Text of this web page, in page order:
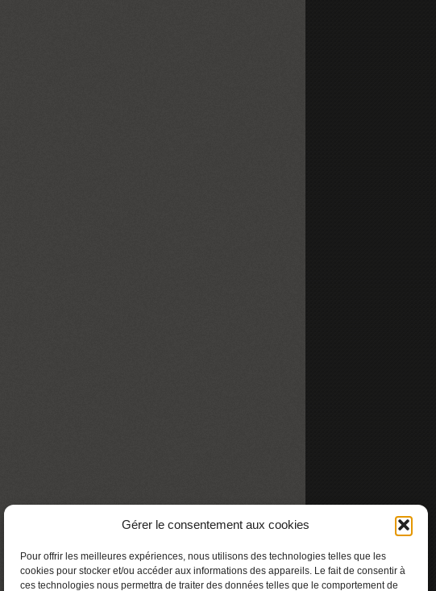
Gérer le consentement aux cookies
Pour offrir les meilleures expériences, nous utilisons des technologies telles que les
cookies pour stocker et/ou accéder aux informations des appareils. Le fait de consentir à
ces technologies nous permettra de traiter des données telles que le comportement de